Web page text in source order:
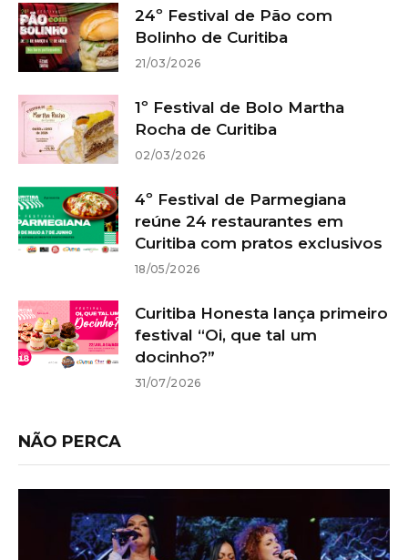
24º Festival de Pão com
Bolinho de Curitiba
21/03/2026
1º Festival de Bolo Martha
Rocha de Curitiba
02/03/2026
4º Festival de Parmegiana
reúne 24 restaurantes em
Curitiba com pratos exclusivos
18/05/2026
Curitiba Honesta lança primeiro
festival “Oi, que tal um
docinho?”
31/07/2026
NÃO PERCA